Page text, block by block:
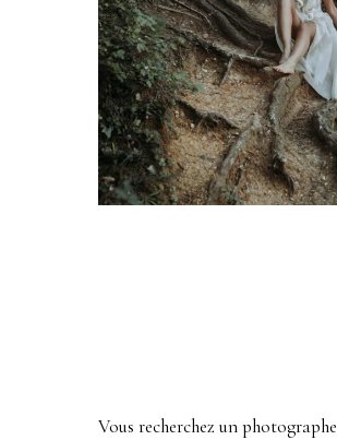
Vous recherchez un